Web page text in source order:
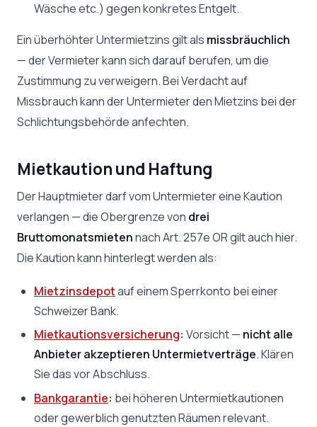
Wäsche etc.) gegen konkretes Entgelt.
Ein überhöhter Untermietzins gilt als missbräuchlich
— der Vermieter kann sich darauf berufen, um die
Zustimmung zu verweigern. Bei Verdacht auf
Missbrauch kann der Untermieter den Mietzins bei der
Schlichtungsbehörde anfechten.
Mietkaution und Haftung
Der Hauptmieter darf vom Untermieter eine Kaution
verlangen — die Obergrenze von drei
Bruttomonatsmietennach Art. 257e OR gilt auch hier.
Die Kaution kann hinterlegt werden als:
Mietzinsdepotauf einem Sperrkonto bei einer
Schweizer Bank.
Mietkautionsversicherung: Vorsicht — nicht alle
Anbieter akzeptieren Untermietverträge. Klären
Sie das vor Abschluss.
Bankgarantie: bei höheren Untermietkautionen
oder gewerblich genutzten Räumen relevant.